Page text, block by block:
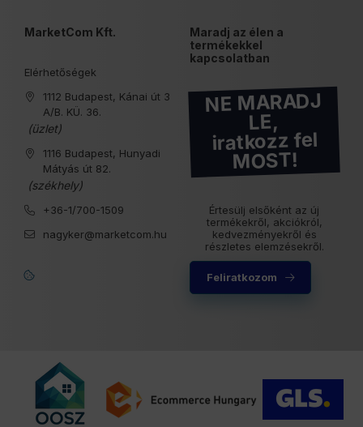
MarketCom Kft.
Elérhetőségek
1112 Budapest, Kánai út 3
A/B. KÜ. 36.
(üzlet)
1116 Budapest, Hunyadi
Mátyás út 82.
(székhely)
+36-1/700-1509
nagyker@marketcom.hu
Maradj az élen a
termékekkel
kapcsolatban
NE MARADJ
LE,
iratkozz fel
MOST!
Értesülj elsőként az új
termékekről, akciókról,
kedvezményekről és
részletes elemzésekről.
Feliratkozom